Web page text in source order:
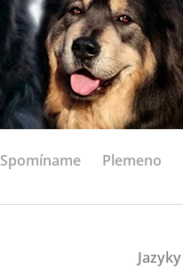
Spomíname Plemeno
Jazyky